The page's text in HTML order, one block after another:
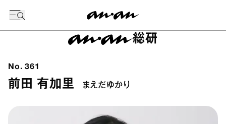
総研
No.361
前田 有加里 まえだゆかり